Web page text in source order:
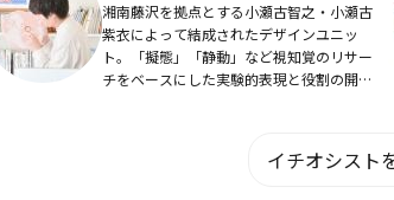
湘南藤沢を拠点とする小瀬古智之・小瀬古
紫衣によって結成されたデザインユニッ
ト。「擬態」「静動」など視知覚のリサー
チをベースにした実験的表現と役割の開発
イチオシスト